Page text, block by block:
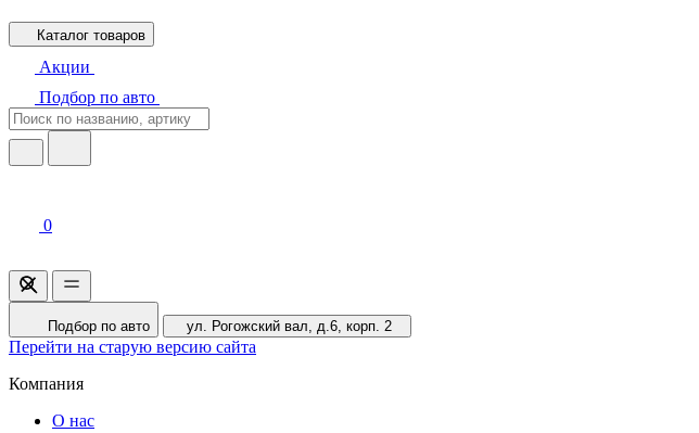
Каталог товаров
Акции
Подбор по авто
0
Подбор по авто ул. Рогожский вал, д.6, корп. 2
Перейти на старую версию сайта
Компания
О нас